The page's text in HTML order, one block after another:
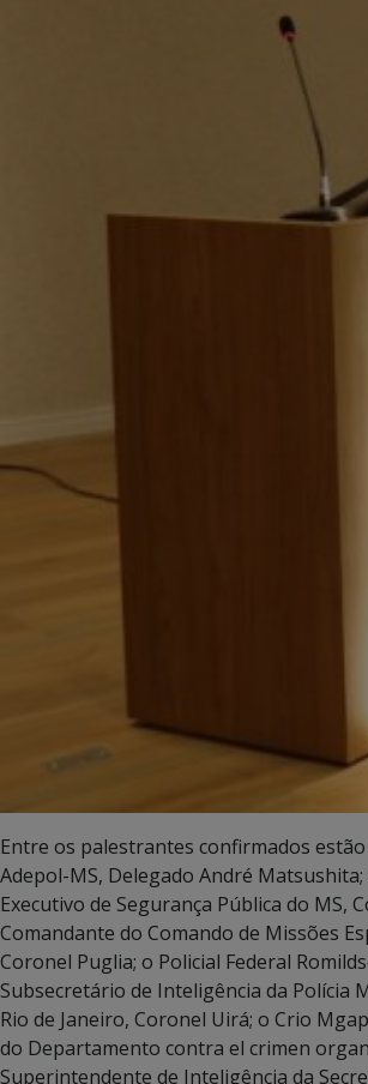
Entre os palestrantes confirmados
Adepol-MS, Delegado André
Executivo de Segurança Pública do MS,
Comandante do Comando de Missões
Coronel Puglia; o Policial Federal
Subsecretário de Inteligência da Polícia
Rio de Janeiro, Coronel Uirá; o Crio
do Departamento contra el crimen
Superintendente de Inteligência da